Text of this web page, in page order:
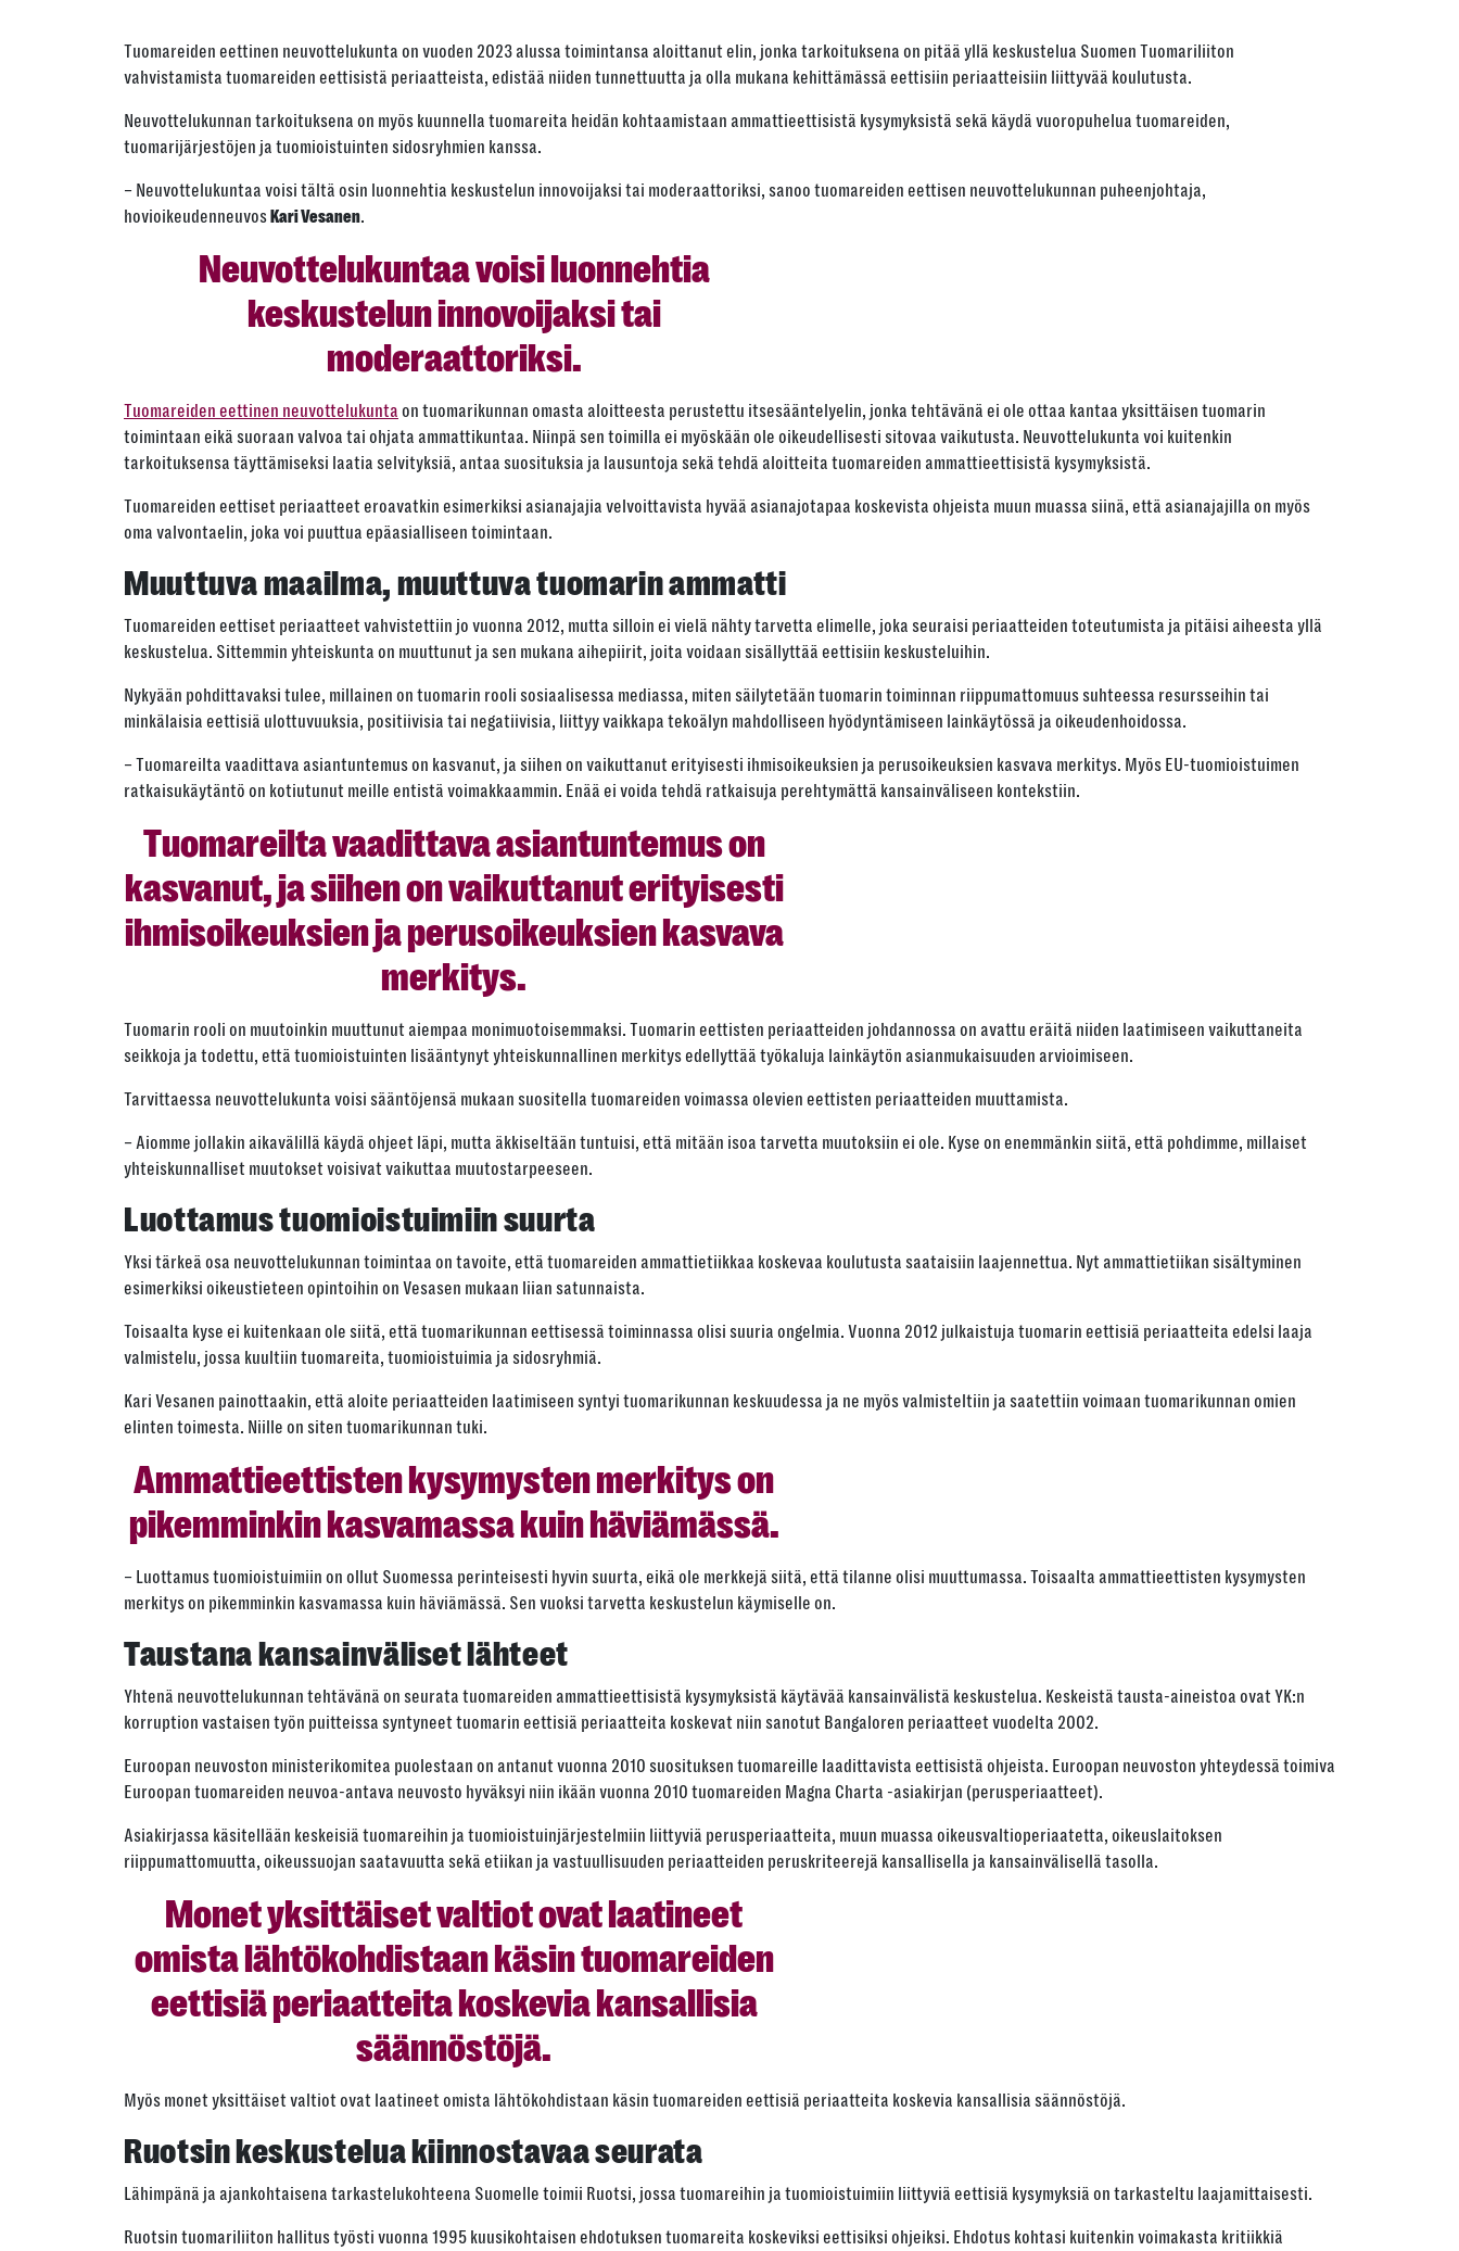
Jaa tämä linkki seuraavilla tavoilla
Tai kopioi linkki
Tuomareiden eettinen neuvottelukunta on vuoden 2023 alussa toimintansa aloittanut elin, jonka tarkoituksena on pitää yllä keskustelua Suomen Tuomariliiton
vahvistamista tuomareiden eettisistä periaatteista, edistää niiden tunnettuutta ja olla mukana kehittämässä eettisiin periaatteisiin liittyvää koulutusta.
Neuvottelukunnan tarkoituksena on myös kuunnella tuomareita heidän kohtaamistaan ammattieettisistä kysymyksistä sekä käydä vuoropuhelua tuomareiden,
tuomarijärjestöjen ja tuomioistuinten sidosryhmien kanssa.
– Neuvottelukuntaa voisi tältä osin luonnehtia keskustelun innovoijaksi tai moderaattoriksi, sanoo tuomareiden eettisen neuvottelukunnan puheenjohtaja,
hovioikeudenneuvos Kari Vesanen.
Neuvottelukuntaa voisi luonnehtia
keskustelun innovoijaksi tai
moderaattoriksi.
Tuomareiden eettinen neuvottelukunta on tuomarikunnan omasta aloitteesta perustettu itsesääntelyelin, jonka tehtävänä ei ole ottaa kantaa yksittäisen tuomarin
toimintaan eikä suoraan valvoa tai ohjata ammattikuntaa. Niinpä sen toimilla ei myöskään ole oikeudellisesti sitovaa vaikutusta. Neuvottelukunta voi kuitenkin
tarkoituksensa täyttämiseksi laatia selvityksiä, antaa suosituksia ja lausuntoja sekä tehdä aloitteita tuomareiden ammattieettisistä kysymyksistä.
Tuomareiden eettiset periaatteet eroavatkin esimerkiksi asianajajia velvoittavista hyvää asianajotapaa koskevista ohjeista muun muassa siinä, että asianajajilla on myös
oma valvontaelin, joka voi puuttua epäasialliseen toimintaan.
Muuttuva maailma, muuttuva tuomarin ammatti
Tuomareiden eettiset periaatteet vahvistettiin jo vuonna 2012, mutta silloin ei vielä nähty tarvetta elimelle, joka seuraisi periaatteiden toteutumista ja pitäisi aiheesta yllä
keskustelua. Sittemmin yhteiskunta on muuttunut ja sen mukana aihepiirit, joita voidaan sisällyttää eettisiin keskusteluihin.
Nykyään pohdittavaksi tulee, millainen on tuomarin rooli sosiaalisessa mediassa, miten säilytetään tuomarin toiminnan riippumattomuus suhteessa resursseihin tai
minkälaisia eettisiä ulottuvuuksia, positiivisia tai negatiivisia, liittyy vaikkapa tekoälyn mahdolliseen hyödyntämiseen lainkäytössä ja oikeudenhoidossa.
– Tuomareilta vaadittava asiantuntemus on kasvanut, ja siihen on vaikuttanut erityisesti ihmisoikeuksien ja perusoikeuksien kasvava merkitys. Myös EU-tuomioistuimen
ratkaisukäytäntö on kotiutunut meille entistä voimakkaammin. Enää ei voida tehdä ratkaisuja perehtymättä kansainväliseen kontekstiin.
Tuomareilta vaadittava asiantuntemus on
kasvanut, ja siihen on vaikuttanut erityisesti
ihmisoikeuksien ja perusoikeuksien kasvava
merkitys.
Tuomarin rooli on muutoinkin muuttunut aiempaa monimuotoisemmaksi. Tuomarin eettisten periaatteiden johdannossa on avattu eräitä niiden laatimiseen vaikuttaneita
seikkoja ja todettu, että tuomioistuinten lisääntynyt yhteiskunnallinen merkitys edellyttää työkaluja lainkäytön asianmukaisuuden arvioimiseen.
Tarvittaessa neuvottelukunta voisi sääntöjensä mukaan suositella tuomareiden voimassa olevien eettisten periaatteiden muuttamista.
– Aiomme jollakin aikavälillä käydä ohjeet läpi, mutta äkkiseltään tuntuisi, että mitään isoa tarvetta muutoksiin ei ole. Kyse on enemmänkin siitä, että pohdimme, millaiset
yhteiskunnalliset muutokset voisivat vaikuttaa muutostarpeeseen.
Luottamus tuomioistuimiin suurta
Yksi tärkeä osa neuvottelukunnan toimintaa on tavoite, että tuomareiden ammattietiikkaa koskevaa koulutusta saataisiin laajennettua. Nyt ammattietiikan sisältyminen
esimerkiksi oikeustieteen opintoihin on Vesasen mukaan liian satunnaista.
Toisaalta kyse ei kuitenkaan ole siitä, että tuomarikunnan eettisessä toiminnassa olisi suuria ongelmia. Vuonna 2012 julkaistuja tuomarin eettisiä periaatteita edelsi laaja
valmistelu, jossa kuultiin tuomareita, tuomioistuimia ja sidosryhmiä.
Kari Vesanen painottaakin, että aloite periaatteiden laatimiseen syntyi tuomarikunnan keskuudessa ja ne myös valmisteltiin ja saatettiin voimaan tuomarikunnan omien
elinten toimesta. Niille on siten tuomarikunnan tuki.
Ammattieettisten kysymysten merkitys on
pikemminkin kasvamassa kuin häviämässä.
– Luottamus tuomioistuimiin on ollut Suomessa perinteisesti hyvin suurta, eikä ole merkkejä siitä, että tilanne olisi muuttumassa. Toisaalta ammattieettisten kysymysten
merkitys on pikemminkin kasvamassa kuin häviämässä. Sen vuoksi tarvetta keskustelun käymiselle on.
Taustana kansainväliset lähteet
Yhtenä neuvottelukunnan tehtävänä on seurata tuomareiden ammattieettisistä kysymyksistä käytävää kansainvälistä keskustelua. Keskeistä tausta-aineistoa ovat YK:n
korruption vastaisen työn puitteissa syntyneet tuomarin eettisiä periaatteita koskevat niin sanotut Bangaloren periaatteet vuodelta 2002.
Euroopan neuvoston ministerikomitea puolestaan on antanut vuonna 2010 suosituksen tuomareille laadittavista eettisistä ohjeista. Euroopan neuvoston yhteydessä toimiva
Euroopan tuomareiden neuvoa-antava neuvosto hyväksyi niin ikään vuonna 2010 tuomareiden Magna Charta -asiakirjan (perusperiaatteet).
Asiakirjassa käsitellään keskeisiä tuomareihin ja tuomioistuinjärjestelmiin liittyviä perusperiaatteita, muun muassa oikeusvaltioperiaatetta, oikeuslaitoksen
riippumattomuutta, oikeussuojan saatavuutta sekä etiikan ja vastuullisuuden periaatteiden peruskriteerejä kansallisella ja kansainvälisellä tasolla.
Monet yksittäiset valtiot ovat laatineet
omista lähtökohdistaan käsin tuomareiden
eettisiä periaatteita koskevia kansallisia
säännöstöjä.
Myös monet yksittäiset valtiot ovat laatineet omista lähtökohdistaan käsin tuomareiden eettisiä periaatteita koskevia kansallisia säännöstöjä.
Ruotsin keskustelua kiinnostavaa seurata
Lähimpänä ja ajankohtaisena tarkastelukohteena Suomelle toimii Ruotsi, jossa tuomareihin ja tuomioistuimiin liittyviä eettisiä kysymyksiä on tarkasteltu laajamittaisesti.
Ruotsin tuomariliiton hallitus työsti vuonna 1995 kuusikohtaisen ehdotuksen tuomareita koskeviksi eettisiksi ohjeiksi. Ehdotus kohtasi kuitenkin voimakasta kritiikkiä